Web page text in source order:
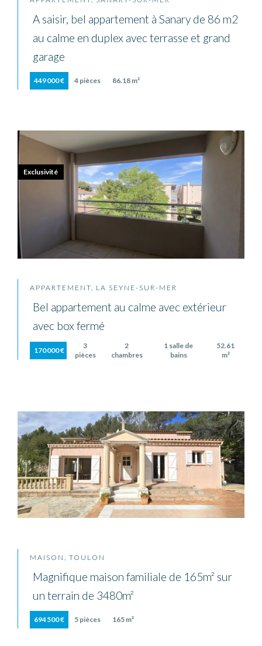
A saisir, bel appartement à Sanary de 86 m2
au calme en duplex avec terrasse et grand
garage
449 000 € 4 pièces 86.18 m²
APPARTEMENT, LA SEYNE-SUR-MER
Bel appartement au calme avec extérieur
avec box fermé
170 000 €
3
pièces
2
chambres
1 salle de
bains
52.61
m²
Exclusivité
MAISON, TOULON
Magnifique maison familiale de 165m² sur
un terrain de 3480m²
694 500 € 5 pièces 165 m²